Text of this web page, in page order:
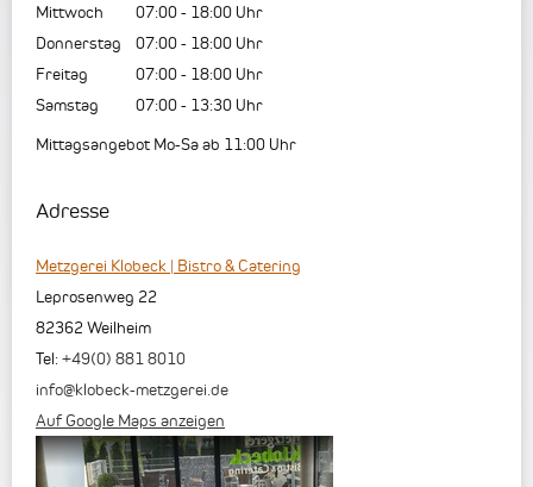
Mittwoch
07:00- 18:00 Uhr
Donnerstag
07:00- 18:00 Uhr
Freitag
07:00- 18:00 Uhr
Samstag
07:00- 13:30 Uhr
Mittagsangebot Mo-Sa ab 11:00 Uhr
Adresse
Metzgerei Klobeck | Bistro & Catering
Leprosenweg 22
82362 Weilheim
Tel: +49(0) 881 8010
info@klobeck-metzgerei.de
Auf Google Maps anzeigen